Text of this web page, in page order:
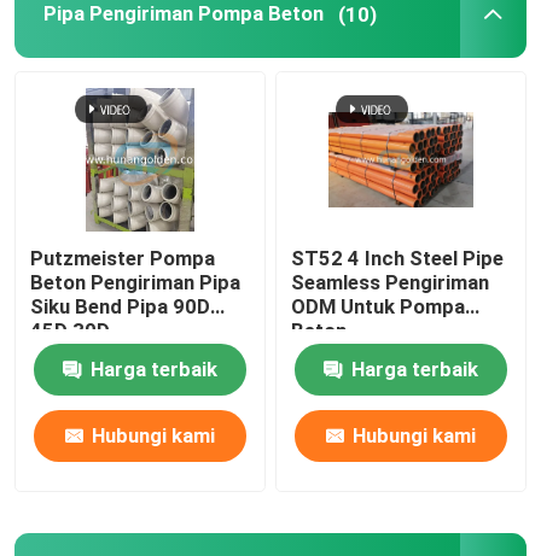
Casting yang Tahan Pakai
Pipa selang pompa beton
Pipa pengurangan pompa beton
Pipa Pengiriman Pompa Beton (10)
Putzmeister Pompa
Beton Pengiriman Pipa
Siku Bend Pipa 90D
45D 30D
Harga terbaik
Hubungi kami
ST52 4 Inch Steel Pipe
Seamless Pengiriman
ODM Untuk Pompa
Beton
Harga terbaik
Hubungi kami